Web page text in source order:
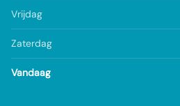
Vrijdag
Zaterdag
Vandaag